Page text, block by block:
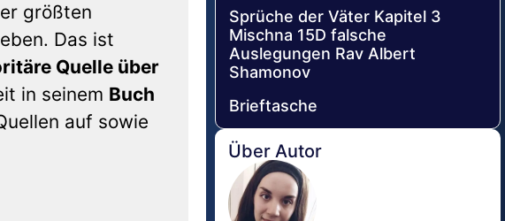
größten
Das ist
Quelle über
in seinem Buch
auf sowie
Sprüche der Väter Kapitel 3
Mischna 15D falsche
Auslegungen Rav Albert
Shamonov
Brieftasche
Über Autor